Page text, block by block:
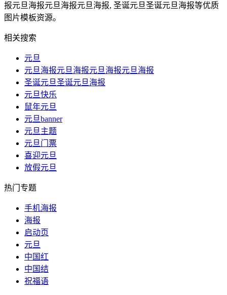
报元旦海报元旦海报元旦海报, 圣诞元旦圣诞元旦海报等优质
图片模板资源。
相关搜索
元旦
元旦海报元旦海报元旦海报元旦海报
圣诞元旦圣诞元旦海报
元旦快乐
鼠年元旦
元旦banner
元旦主题
元旦门票
喜迎元旦
放假元旦
热门专题
手机海报
海报
启动页
元旦
中国红
中国结
祝福语